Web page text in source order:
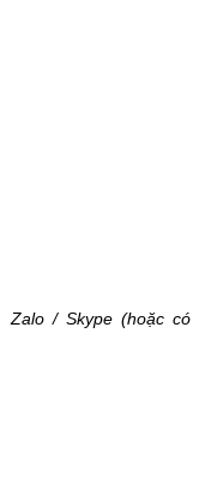
Zalo/ Skype (hoặc có